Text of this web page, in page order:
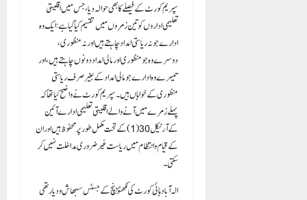
سپریم کورٹ کے فیصلے کا بھی حوالہ دیا، جس میں اقلیتی
تعلیمی اداروں کو تین زمروں میں تقسیم کیا گیا ہے: ایک وہ
ادارے جو نہ ریاستی امداد چاہتے ہیں اور نہ منظوری،
دوسرے وہ جو منظوری اور مالی امداد دونوں چاہتے ہیں، اور
تیسرے وہ ادارے جو مالی امداد کے بغیر صرف ریاستی
منظوری کے خواہاں ہیں۔ سپریم کورٹ نے واضح کیا تھا کہ
پہلے زمرے میں آنے والے اقلیتی تعلیمی ادارے آئین
کے آرٹیکل 30(1) کے تحت مکمل طور پر محفوظ ہیں اور ان
کے قیام و انتظام میں ریاست غیر ضروری مداخلت نہیں کر
سکتی۔
الہ آباد ہائی کورٹ کی لکھنؤ بنچ کے جسٹس سبھاش ودیارتھی